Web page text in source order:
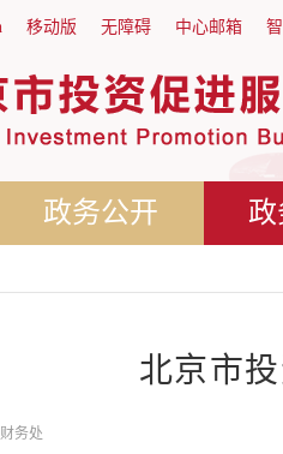
移动版 无障碍 中心邮箱
政务公开 政
北京市
务处